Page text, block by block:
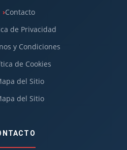
Contacto
de Privacidad
y Condiciones
de Cookies
del Sitio
del Sitio